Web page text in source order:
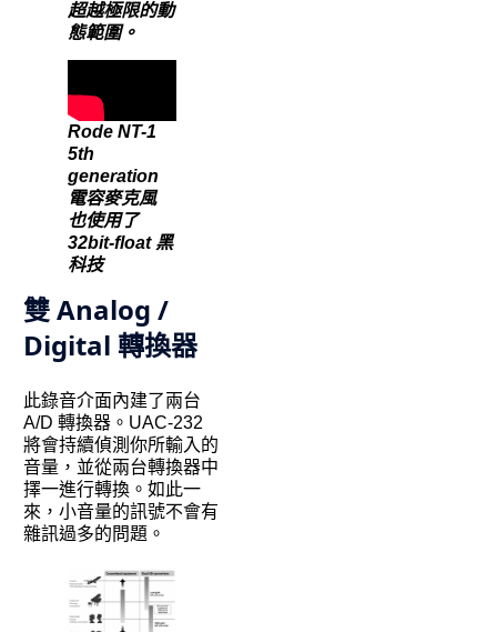
超越極限的動
態範圍。
Rode NT-1
5th
generation
電容麥克風
也使用了
32bit-float 黑
科技
雙 Analog /
Digital 轉換器
此錄音介面內建了兩台
A/D 轉換器。UAC-232
將會持續偵測你所輸入的
音量，並從兩台轉換器中
擇一進行轉換。如此一
來，小音量的訊號不會有
雜訊過多的問題。